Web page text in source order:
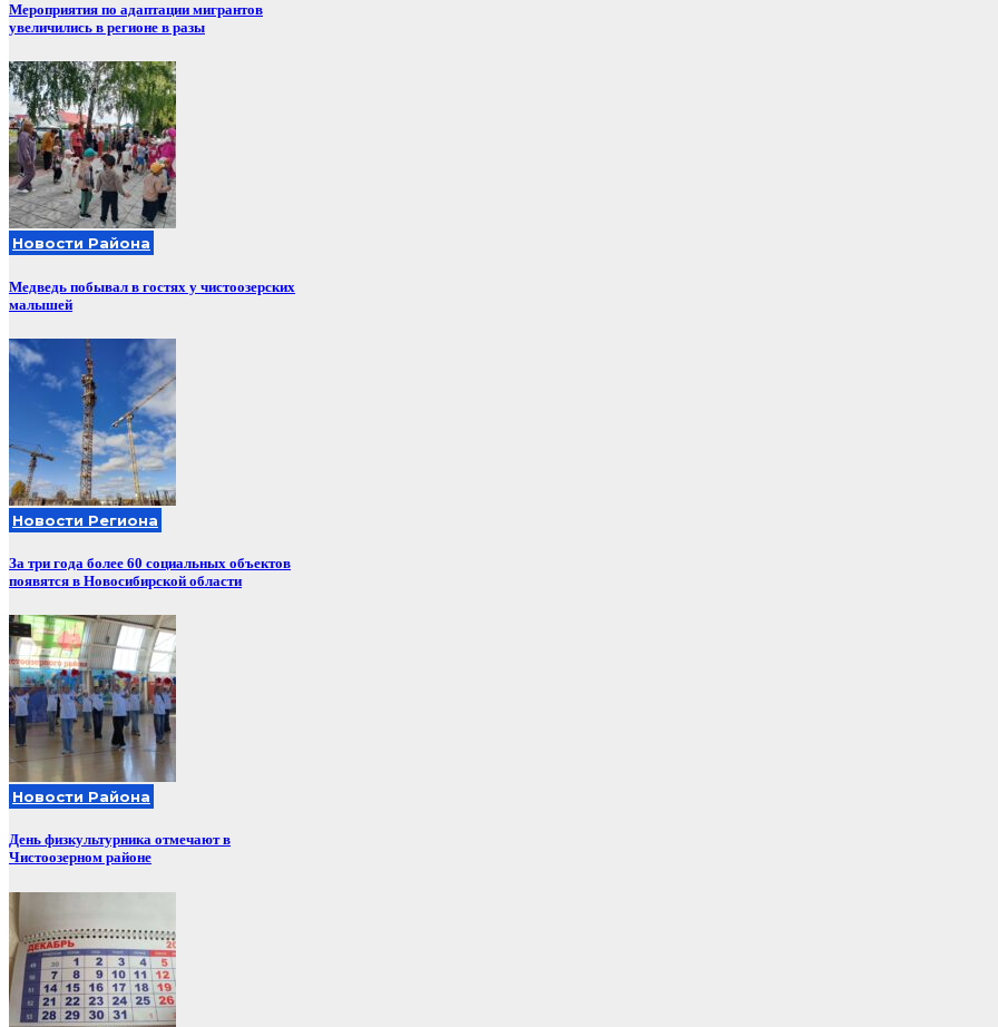
Мероприятия по адаптации мигрантов
увеличились в регионе в разы
Новости Района
Медведь побывал в гостях у чистоозерских
малышей
Новости Региона
За три года более 60 социальных объектов
появятся в Новосибирской области
Новости Района
День физкультурника отмечают в
Чистоозерном районе